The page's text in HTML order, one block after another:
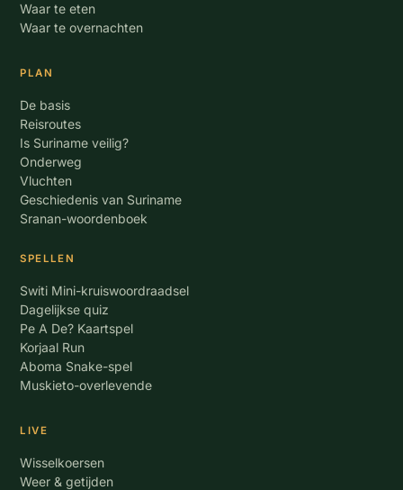
Waar te eten
Waar te overnachten
PLAN
De basis
Reisroutes
Is Suriname veilig?
Onderweg
Vluchten
Geschiedenis van Suriname
Sranan-woordenboek
SPELLEN
Switi Mini-kruiswoordraadsel
Dagelijkse quiz
Pe A De? Kaartspel
Korjaal Run
Aboma Snake-spel
Muskieto-overlevende
LIVE
Wisselkoersen
Weer & getijden